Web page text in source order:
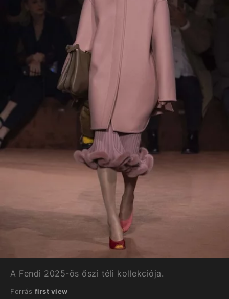
A Fendi 2025-ös őszi téli kollekciója.
Forrás first view